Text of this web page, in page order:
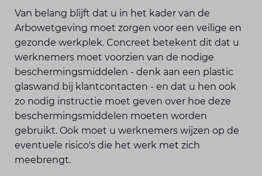
Van belang blijft dat u in het kader van de
Arbowetgeving moet zorgen voor een veilige en
gezonde werkplek. Concreet betekent dit dat u
werknemers moet voorzien van de nodige
beschermingsmiddelen - denk aan een plastic
glaswand bij klantcontacten - en dat u hen ook
zo nodig instructie moet geven over hoe deze
beschermingsmiddelen moeten worden
gebruikt. Ook moet u werknemers wijzen op de
eventuele risico's die het werk met zich
meebrengt.